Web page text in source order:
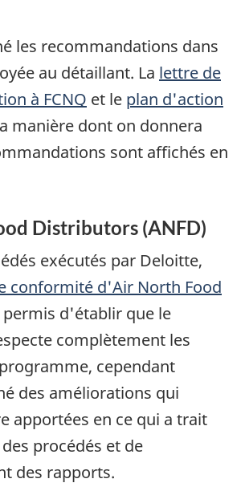
les recommandations dans
au détaillant. La lettre de
à FCNQ et le plan d'action
manière dont on donnera
sont affichés en
Distributors (ANFD)
exécutés par Deloitte,
conformité d'Air North Food
permis d'établir que le
complètement les
cependant
des améliorations qui
apportées en ce qui a trait
procédés et de
des rapports.